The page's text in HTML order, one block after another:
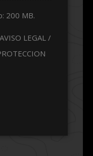
200 MB.
LEGAL /